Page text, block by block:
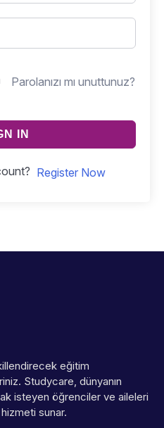
Parolanızı mı unuttunuz?
IN
Register Now
eğitim
Studycare, dünyanın
isteyen öğrenciler ve aileleri
sunar.